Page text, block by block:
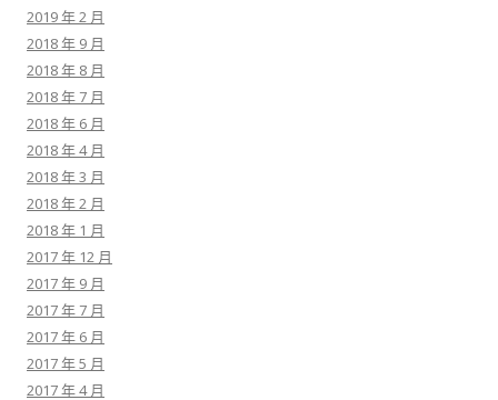
2019 年 2 月
2018 年 9 月
2018 年 8 月
2018 年 7 月
2018 年 6 月
2018 年 4 月
2018 年 3 月
2018 年 2 月
2018 年 1 月
2017 年 12 月
2017 年 9 月
2017 年 7 月
2017 年 6 月
2017 年 5 月
2017 年 4 月